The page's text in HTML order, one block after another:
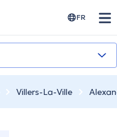
FR
Villers-La-Ville